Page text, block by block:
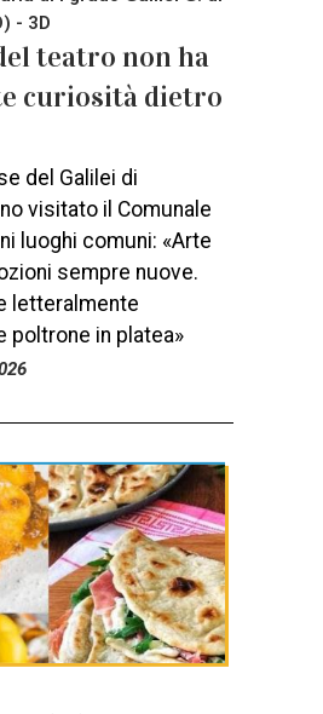
- 3D
teatro non ha
curiosità dietro
del Galilei di
visitato il Comunale
luoghi comuni: «Arte
sempre nuove.
letteralmente
poltrone in platea»